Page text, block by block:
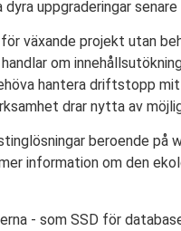
uppgraderingar
för växande projekt utan
om
hantera driftstopp
drar nytta av
beroende
information om den
- som SSD för